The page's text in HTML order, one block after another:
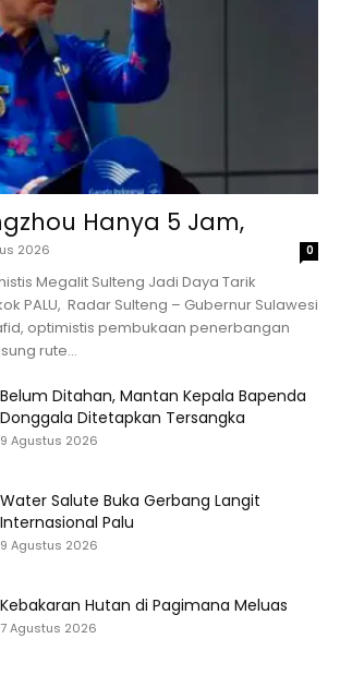
Hanya 5 Jam,
2026 0
Megalit Sulteng Jadi Daya Tarik
PALU, Radar Sulteng – Gubernur Sulawesi
optimistis pembukaan penerbangan
rute...
Belum Ditahan, Mantan Kepala Bapenda
Donggala Ditetapkan Tersangka
9 Agustus 2026
Water Salute Buka Gerbang Langit
Internasional Palu
9 Agustus 2026
Kebakaran Hutan di Pagimana Meluas
7 Agustus 2026